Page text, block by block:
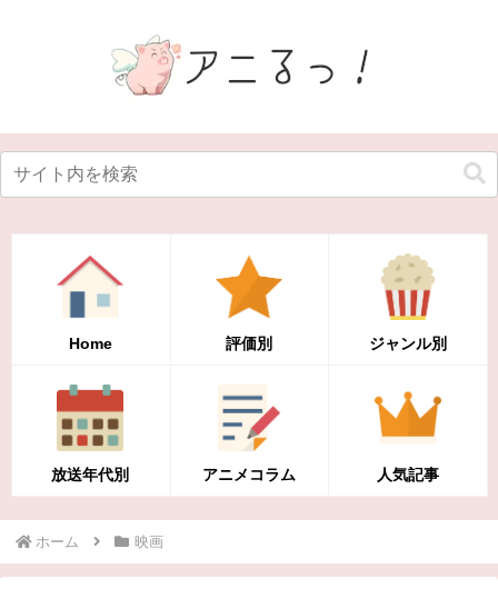
Home 評価別 ジャンル別
放送年代別 アニメコラム 人気記事
ホーム 映画